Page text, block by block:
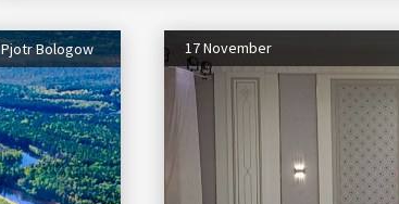
Pjotr Bologow 17 November